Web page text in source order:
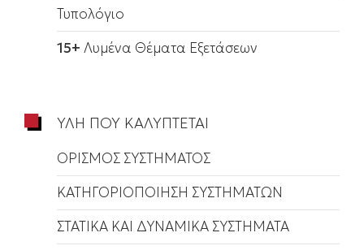
Τυπολόγιο
15+ Λυμένα Θέματα Εξετάσεων
ΥΛΗ ΠΟΥ ΚΑΛΥΠΤΕΤΑΙ
ΟΡΙΣΜΟΣ ΣΥΣΤΗΜΑΤΟΣ
ΚΑΤΗΓΟΡΙΟΠΟΙΗΣΗ ΣΥΣΤΗΜΑΤΩΝ
ΣΤΑΤΙΚΑ ΚΑΙ ΔΥΝΑΜΙΚΑ ΣΥΣΤΗΜΑΤΑ